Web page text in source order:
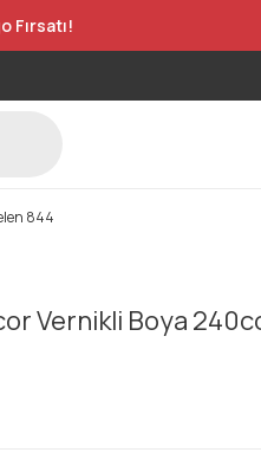
Fırsatı!
844
Vernikli Boya